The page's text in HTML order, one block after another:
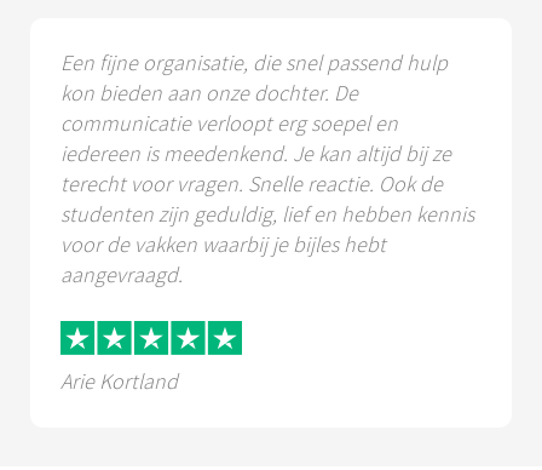
Een fijne organisatie, die snel passend hulp
kon bieden aan onze dochter. De
communicatie verloopt erg soepel en
iedereen is meedenkend. Je kan altijd bij ze
terecht voor vragen. Snelle reactie. Ook de
studenten zijn geduldig, lief en hebben kennis
voor de vakken waarbij je bijles hebt
aangevraagd.
Arie Kortland